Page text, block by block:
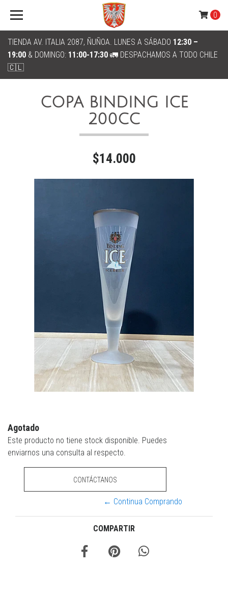
TIENDA AV. ITALIA 2087, ÑUÑOA. LUNES A SÁBADO 12:30 –
19:00 & DOMINGO: 11:00-17:30 🚛 DESPACHAMOS A TODO CHILE
🇨🇱
0
COPA BINDING ICE
200CC
$14.000
Agotado
Este producto no tiene stock disponible. Puedes
enviarnos una consulta al respecto.
CONTÁCTANOS
← Continua Comprando
COMPARTIR